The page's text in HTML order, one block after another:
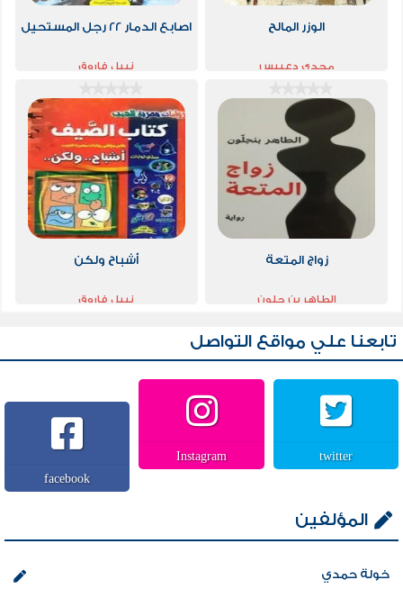
الوزر المالح
مجدي دعيبس
اصابع الدمار 22 رجل المستحيل
نبيل فاروق
زواج المتعة
الطاهر بن جلون
أشباح ولكن
نبيل فاروق
تابعنا علي مواقع التواصل
twitter
Instagram
facebook
المؤلفين
خولة حمدي